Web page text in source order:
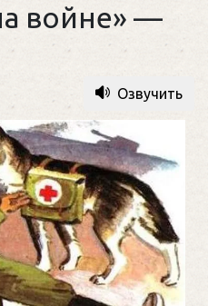
войне» —
Озвучить